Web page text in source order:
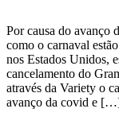
Por causa do avanço
como o carnaval
nos Estados Unidos,
cancelamento do
através da Variety o
avanço da covid e